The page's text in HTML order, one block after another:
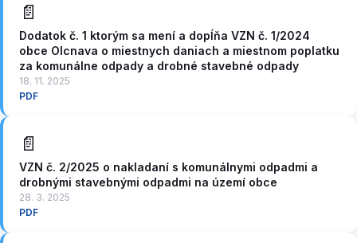
📄
Dodatok č. 1 ktorým sa mení a dopĺňa VZN č. 1/2024
obce Olcnava o miestnych daniach a miestnom poplatku
za komunálne odpady a drobné stavebné odpady
18. 11. 2025
PDF
📄
VZN č. 2/2025 o nakladaní s komunálnymi odpadmi a
drobnými stavebnými odpadmi na území obce
28. 3. 2025
PDF